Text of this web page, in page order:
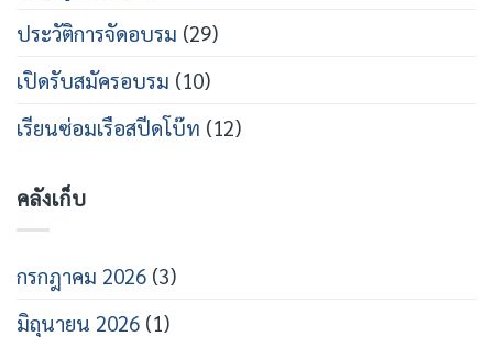
การ
2569
ประวัติการจัดอบรม (29)
เปิดรับสมัครอบรม (10)
เรียนซ่อมเรือสปีดโบ๊ท (12)
คลังเก็บ
กรกฎาคม 2026 (3)
มิถุนายน 2026 (1)